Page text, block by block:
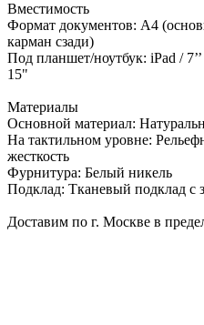
Вместимость
Формат документов: А4
карман сзади)
Под планшет/ноутбук: iPad / 7’’ /
15"
Материалы
Основной материал:
На тактильном уровне:
жесткость
Фурнитура: Белый никель
Подклад: Тканевый подклад
Доставим по г. Москве в